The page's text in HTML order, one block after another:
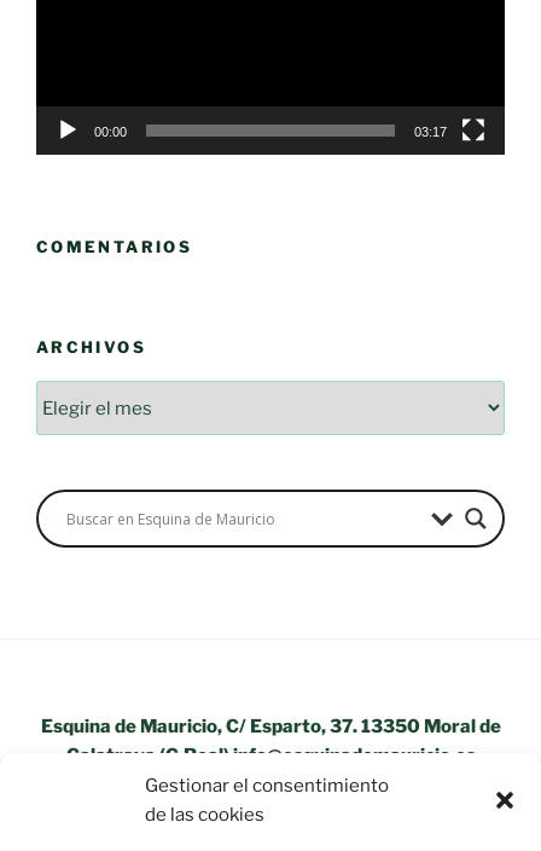
Gestionar el consentimiento
de las cookies
00:00 03:17
COMENTARIOS
ARCHIVOS
Esquina de Mauricio, C/ Esparto, 37. 13350 Moral de
Calatrava (C.Real) info@esquinademauricio.es
«Aviso Legal»